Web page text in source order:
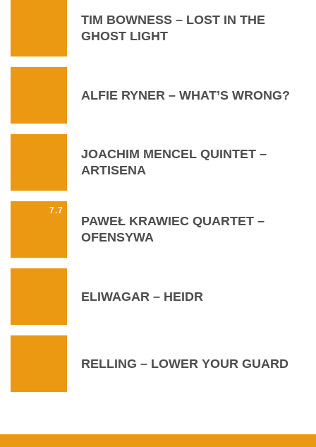
TIM BOWNESS – LOST IN THE
GHOST LIGHT
ALFIE RYNER – WHAT’S WRONG?
JOACHIM MENCEL QUINTET –
ARTISENA
7.7
PAWEŁ KRAWIEC QUARTET –
OFENSYWA
ELIWAGAR – HEIDR
RELLING – LOWER YOUR GUARD